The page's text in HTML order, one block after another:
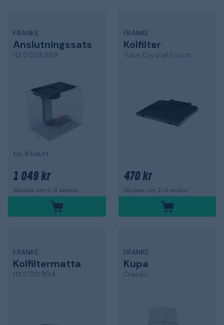
FRANKE
Anslutningssats
112.0539.569
för frånluft
1 049 kr
Skickas om 2-3 veckor
FRANKE
Kolfilter
Tube Crystal touch
470 kr
Skickas om 2-3 veckor
FRANKE
Kolfiltermatta
112.0710.904
FRANKE
Kupa
Classic